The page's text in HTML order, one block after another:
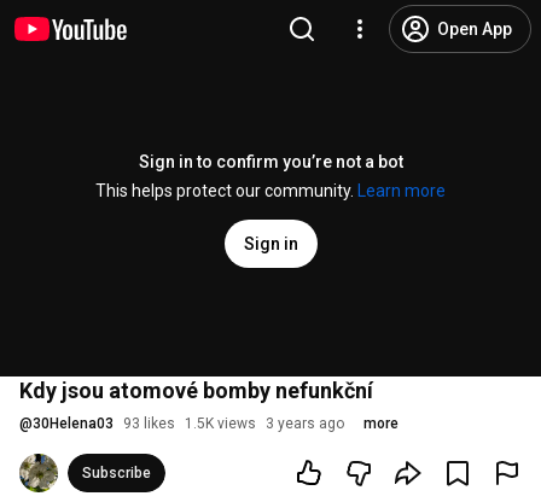
Open App
Sign in to confirm you’re not a bot
This helps protect our community.
Learn more
Sign in
Kdy jsou atomové bomby nefunkční
@30Helena03 93 likes 1.5K views 3 years ago more
Subscribe